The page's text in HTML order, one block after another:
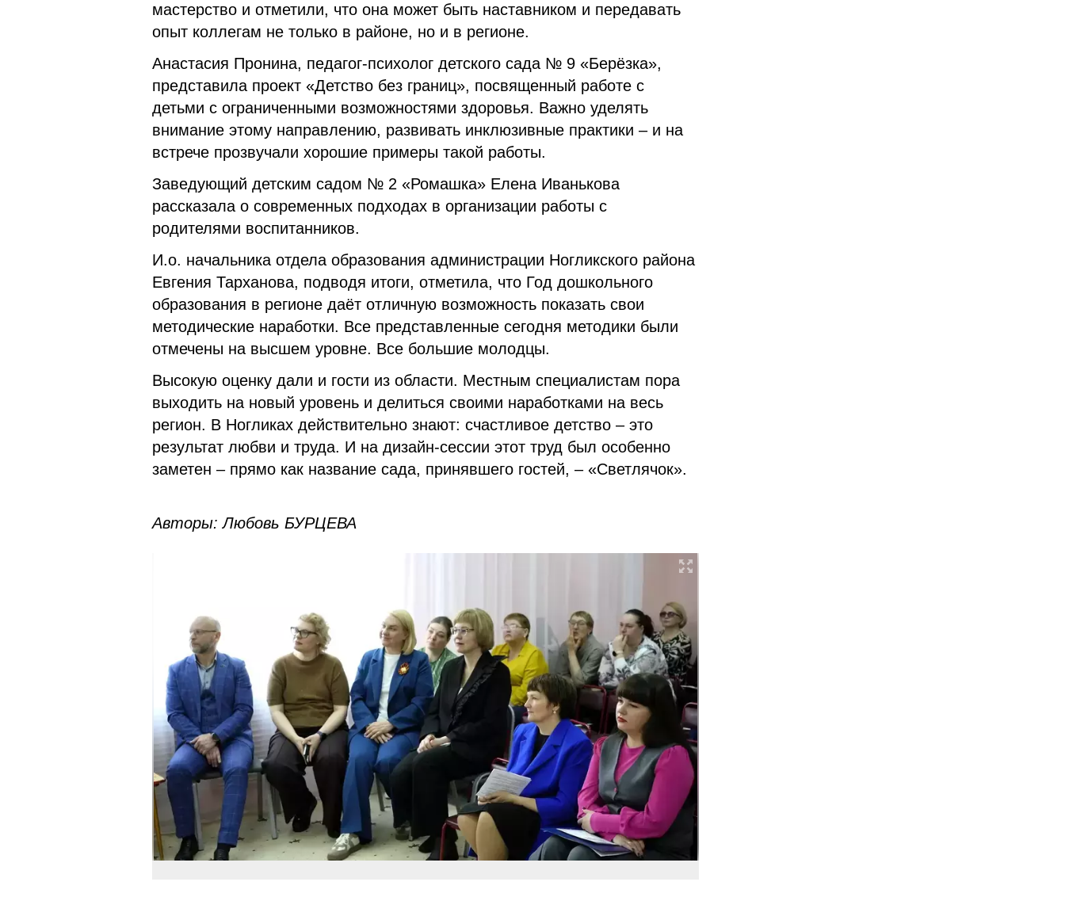
мастерство и отметили, что она может быть наставником и передавать
опыт коллегам не только в районе, но и в регионе.
Анастасия Пронина, педагог-психолог детского сада № 9 «Берёзка»,
представила проект «Детство без границ», посвященный работе с
детьми с ограниченными возможностями здоровья. Важно уделять
внимание этому направлению, развивать инклюзивные практики – и на
встрече прозвучали хорошие примеры такой работы.
Заведующий детским садом № 2 «Ромашка» Елена Иванькова
рассказала о современных подходах в организации работы с
родителями воспитанников.
И.о. начальника отдела образования администрации Ногликского района
Евгения Тарханова, подводя итоги, отметила, что Год дошкольного
образования в регионе даёт отличную возможность показать свои
методические наработки. Все представленные сегодня методики были
отмечены на высшем уровне. Все большие молодцы.
Высокую оценку дали и гости из области. Местным специалистам пора
выходить на новый уровень и делиться своими наработками на весь
регион. В Ногликах действительно знают: счастливое детство – это
результат любви и труда. И на дизайн-сессии этот труд был особенно
заметен – прямо как название сада, принявшего гостей, – «Светлячок».
Авторы: Любовь БУРЦЕВА